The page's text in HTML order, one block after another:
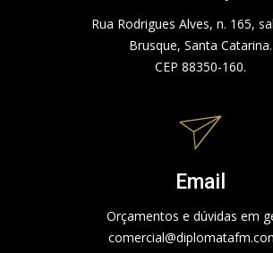
Rua Rodrigues Alves, n. 165,
Brusque, Santa Catarina.
CEP 88350-160.
Email
Orçamentos e dúvidas em